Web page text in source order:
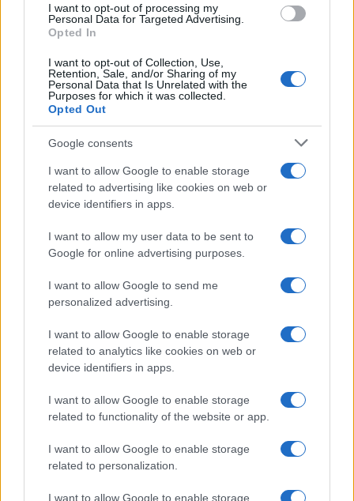
I want to opt-out of processing my
Personal Data for Targeted Advertising.
Opted In
I want to opt-out of Collection, Use,
Retention, Sale, and/or Sharing of my
Personal Data that Is Unrelated with the
Purposes for which it was collected.
Opted Out
Google consents
I want to allow Google to enable storage
related to advertising like cookies on web or
device identifiers in apps.
I want to allow my user data to be sent to
Google for online advertising purposes.
I want to allow Google to send me
personalized advertising.
I want to allow Google to enable storage
related to analytics like cookies on web or
device identifiers in apps.
I want to allow Google to enable storage
related to functionality of the website or app.
I want to allow Google to enable storage
related to personalization.
I want to allow Google to enable storage
Biais cognitifs en trading : stratégies pour une prise de décision
Camille Durand · 8 Août 2026